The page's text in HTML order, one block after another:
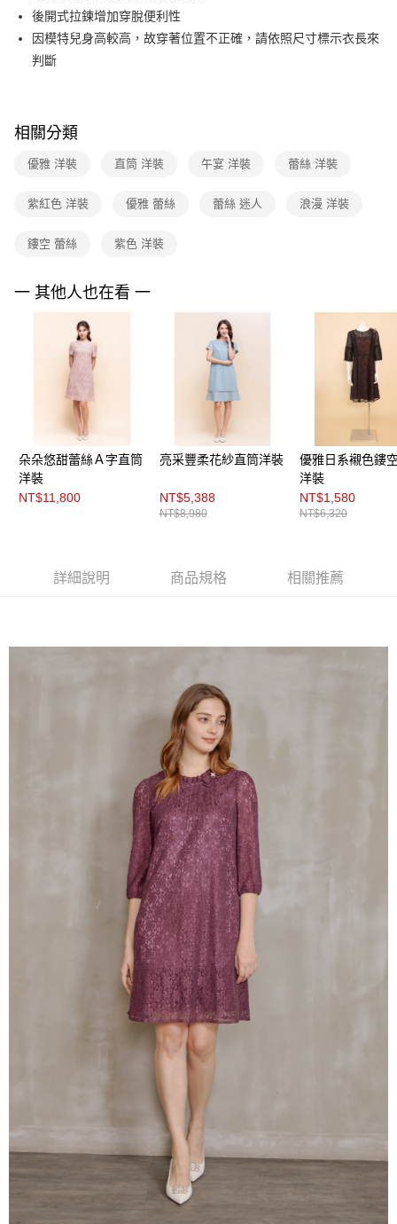
玉山商業銀行
台新國際商業銀行
中國信託商業銀行
台灣樂天信用卡公司
【關於「AFTEE先享後付」】
AFTEE先享後付是「在收到商品之後才付款」的支付方式。 讓您購物簡單
便利好安心！
１．簡單：不需註冊會員、不需綁卡、不需儲值。
【「AFTEE先享後付」結帳流程】
１．於結帳方式選擇「AFTEE先享後付」後，將跳轉至「AFTEE先享後付」
結帳頁面，進行簡訊認證並確認金額後，即可完成結帳。
ATM／網路銀行／等多元方式進行付款，方視為交易完成。
購買商品的店家。未經商家同意取消之訂單仍視為有效，需透過AFTEE先享
是否繳費成功／繳費後需取消欲退款等相關疑問，請聯繫「AFTEE先享後付
客戶支援中心」https://netprotections.freshdesk.com/support/home
【注意事項】
１．透過由恩沛科技股份有限公司提供之「AFTEE先享後付」服務完成之交
易，需依本服務之必要範圍內提供個人資料，並將交易相關給付款項請求債
權轉讓予恩沛科技股份有限公司。
２．關於個人資料處理事宜，請瀏覽以下網址：
https://aftee.tw/terms/#terms3
３．未成年的使用者請事先徵得法定代理人或監護人之同意方可使用
「AFTEE先享後付」，若未經同意申辦者引起之損失，本公司不負相關責
任。
４．使用「AFTEE先享後付」時，將依據個別帳號之用戶狀況，依本公司即
時審查核予不同之上限額度；若仍有額度不足之情形，本公司將視審查結果
每筆NT$90，滿NT$3,600(含以上)免運費
付款後7-11取貨
每筆NT$90，滿NT$3,600(含以上)免運費
每筆NT$200，滿NT$8,000(含以上)免運費
付款後門市自取
後開式拉鍊增加穿脫便利性
因模特兒身高較高，故穿著位置不正確，請依照尺寸標示衣長來
判斷
相關分類
優雅 洋裝 直筒 洋裝 午宴 洋裝 蕾絲 洋裝
紫紅色 洋裝 優雅 蕾絲 蕾絲 迷人 浪漫 洋裝
鏤空 蕾絲 紫色 洋裝
一 其他人也在看 一
朵朵悠甜蕾絲Ａ字直筒
洋裝
NT$11,800
亮采豐柔花紗直筒洋裝
NT$5,388
NT$8,980
優雅日系襯色鏤
洋裝
NT$1,580
NT$6,320
詳細說明 商品規格 相關推薦